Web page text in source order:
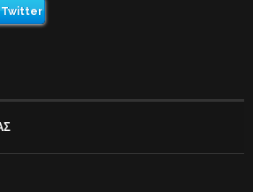
Twitter